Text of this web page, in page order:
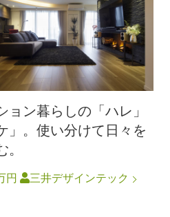
ョン暮らしの「ハレ」
」。使い分けて日々を
円 三井デザインテック